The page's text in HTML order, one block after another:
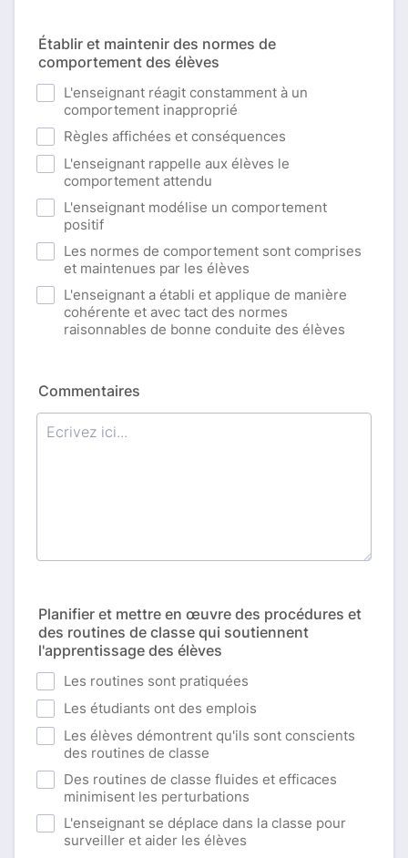
Établir et maintenir des normes de
comportement des élèves
L'enseignant réagit constamment à un
comportement inapproprié
Règles affichées et conséquences
L'enseignant rappelle aux élèves le
comportement attendu
L'enseignant modélise un comportement
positif
Les normes de comportement sont comprises
et maintenues par les élèves
L'enseignant a établi et applique de manière
cohérente et avec tact des normes
raisonnables de bonne conduite des élèves
Commentaires
Planifier et mettre en œuvre des procédures et
des routines de classe qui soutiennent
l'apprentissage des élèves
Les routines sont pratiquées
Les étudiants ont des emplois
Les élèves démontrent qu'ils sont conscients
des routines de classe
Des routines de classe fluides et efficaces
minimisent les perturbations
L'enseignant se déplace dans la classe pour
surveiller et aider les élèves